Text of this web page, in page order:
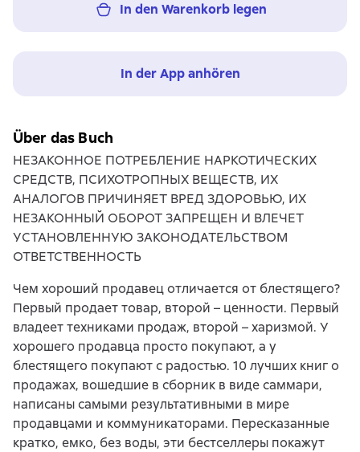
In den Warenkorb legen
In der App anhören
Über das Buch
НЕЗАКОННОЕ ПОТРЕБЛЕНИЕ НАРКОТИЧЕСКИХ
СРЕДСТВ, ПСИХОТРОПНЫХ ВЕЩЕСТВ, ИХ
АНАЛОГОВ ПРИЧИНЯЕТ ВРЕД ЗДОРОВЬЮ, ИХ
НЕЗАКОННЫЙ ОБОРОТ ЗАПРЕЩЕН И ВЛЕЧЕТ
УСТАНОВЛЕННУЮ ЗАКОНОДАТЕЛЬСТВОМ
ОТВЕТСТВЕННОСТЬ
Чем хороший продавец отличается от блестящего?
Первый продает товар, второй – ценности. Первый
владеет техниками продаж, второй – харизмой. У
хорошего продавца просто покупают, а у
блестящего покупают с радостью. 10 лучших книг о
продажах, вошедшие в сборник в виде саммари,
написаны самыми результативными в мире
продавцами и коммуникаторами. Пересказанные
кратко, емко, без воды, эти бестселлеры покажут